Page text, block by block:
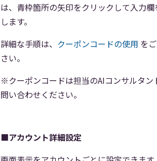
は、青枠箇所の矢印をクリックして入力欄
します。
詳細な手順は、 クーポンコードの使用 を
さい。
※クーポンコードは担当のAIコンサルタン
問い合わせください。
■アカウント詳細設定